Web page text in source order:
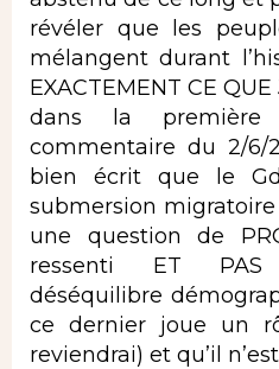
révéler que les
mélangent durant
EXACTEMENT CE
dans la
commentaire du 2/6/
bien écrit que le
submersion
une question de
ressenti ET PAS
déséquilibre
ce dernier joue un
reviendrai) et qu’il